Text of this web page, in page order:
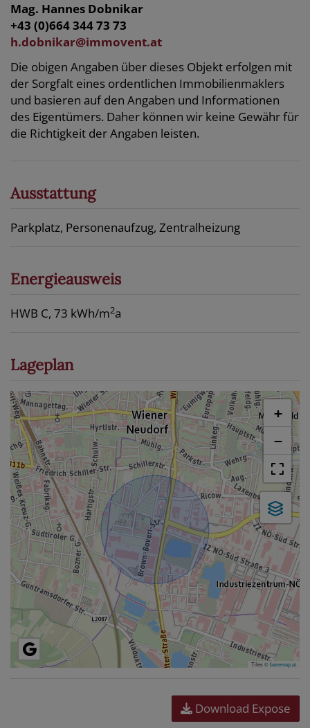
Mag. Hannes Dobnikar
+43 (0)664 344 73 73
h.dobnikar@immovent.at
Die obigen Angaben über dieses Objekt erfolgen mit
der Sorgfalt eines ordentlichen Immobilienmaklers
und basieren auf den Angaben und Informationen
des Eigentümers. Daher können wir keine Gewähr für
die Richtigkeit der Angaben leisten.
Ausstattung
Parkplatz Personenaufzug Zentralheizung
Energieausweis
HWB C, 73 kWh/m2a
Lageplan
+
−
Tiles ©basemap.at
Download Expose